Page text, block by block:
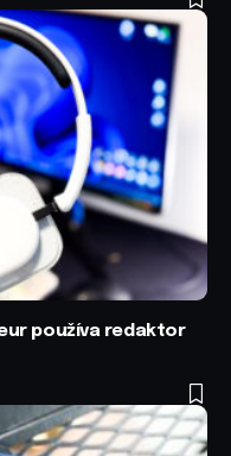
používa redaktor